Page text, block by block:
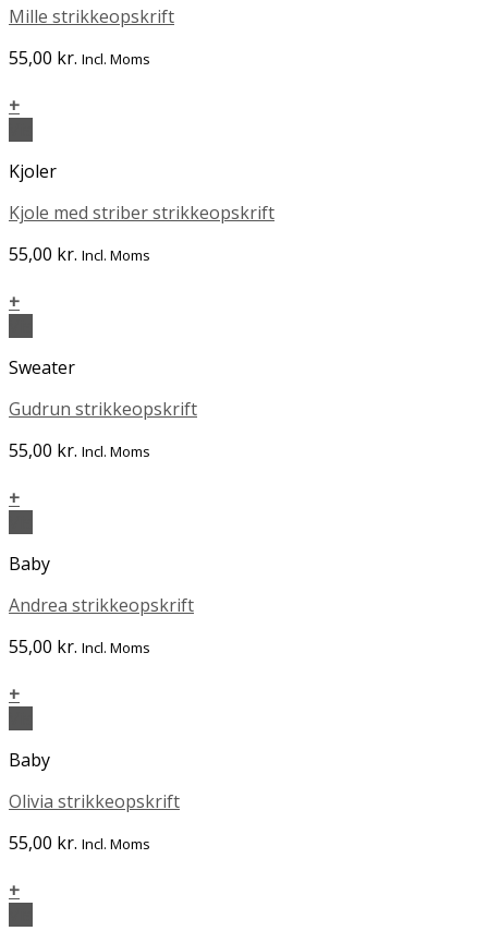
Mille strikkeopskrift
55,00 kr. Incl. Moms
+
Kjoler
Kjole med striber strikkeopskrift
55,00 kr. Incl. Moms
+
Sweater
Gudrun strikkeopskrift
55,00 kr. Incl. Moms
+
Baby
Andrea strikkeopskrift
55,00 kr. Incl. Moms
+
Baby
Olivia strikkeopskrift
55,00 kr. Incl. Moms
+